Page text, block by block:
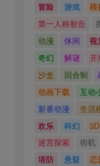
冒险 游戏 模
第一人称射击
动漫
休闲 视
奇幻
解谜 开
沙盒
回合制
动画下载
互动
新番动漫
生活
欢乐
科幻 3D
迷宫探索
街机
塔防
悬疑 恋